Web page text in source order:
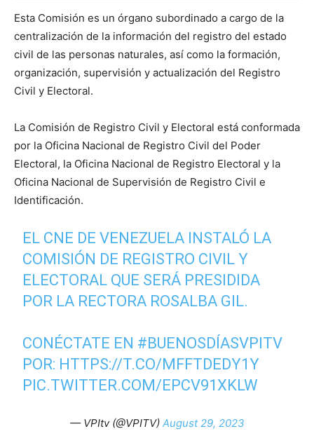
Esta Comisión es un órgano subordinado a cargo de la
centralización de la información del registro del estado
civil de las personas naturales, así como la formación,
organización, supervisión y actualización del Registro
Civil y Electoral.
La Comisión de Registro Civil y Electoral está conformada
por la Oficina Nacional de Registro Civil del Poder
Electoral, la Oficina Nacional de Registro Electoral y la
Oficina Nacional de Supervisión de Registro Civil e
Identificación.
EL CNE DE VENEZUELA INSTALÓ LA
COMISIÓN DE REGISTRO CIVIL Y
ELECTORAL QUE SERÁ PRESIDIDA
POR LA RECTORA ROSALBA GIL.
CONÉCTATE EN #BUENOSDÍASVPITV
POR: HTTPS://T.CO/MFFTDEDY1Y
PIC.TWITTER.COM/EPCV91XKLW
— VPItv (@VPITV) August 29, 2023